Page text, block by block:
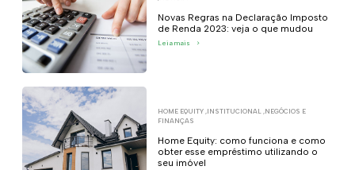
Novas Regras na Declaração Imposto
de Renda 2023: veja o que mudou
Leia mais >
Home Equity: como funciona e como
obter esse empréstimo utilizando o
seu imóvel
HOME EQUITY,INSTITUCIONAL,NEGÓCIOS E
FINANÇAS